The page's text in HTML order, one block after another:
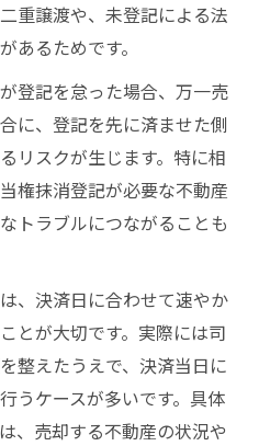
重譲渡や、未登記による法
あるためです。
登記を怠った場合、万一売
に、登記を先に済ませた側
リスクが生じます。特に相
権抹消登記が必要な不動産
トラブルにつながることも
、決済日に合わせて速やか
とが大切です。実際には司
整えたうえで、決済当日に
うケースが多いです。具体
、売却する不動産の状況や